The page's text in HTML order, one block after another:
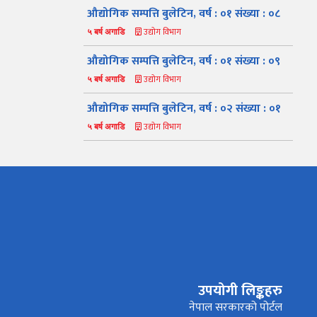
औद्योगिक सम्पत्ति बुलेटिन, वर्ष : ०१ संख्या : ०८
५ बर्ष अगाडि उद्योग विभाग
औद्योगिक सम्पत्ति बुलेटिन, वर्ष : ०१ संख्या : ०९
५ बर्ष अगाडि उद्योग विभाग
औद्योगिक सम्पत्ति बुलेटिन, वर्ष : ०२ संख्या : ०१
५ बर्ष अगाडि उद्योग विभाग
प्रकाशन
सूचनाको हक सम्बन्धि
विवरण
उपयोगी लिङ्कहरु
नेपाल सरकारको पोर्टल